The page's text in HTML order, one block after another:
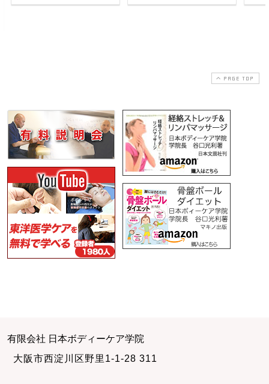
PAGE TOP
有限会社 日本ボディーケア学院
大阪市西淀川区野里1-1-28 311